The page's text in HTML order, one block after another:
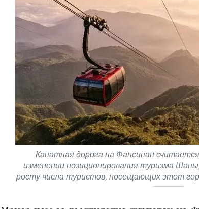
Канатная дорога на Фансипан
изменении позиционирования туризма
росту числа туристов, посещающих этот